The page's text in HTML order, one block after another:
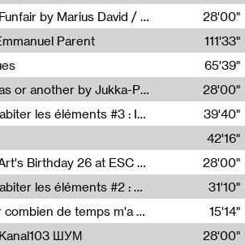
Radia Show #1109 : Funfair by Marius David / JET FM
28'00"
Parent
Parent
111'33"
Sarah Tritz,Elene Lapiashivili,Justin Marconnet,Mateo Cuche,Esther Lechevalier,Suzie Lecroart,Romance Castelet
65'39"
Radia Show #1108 : as or another by Jukka-Pekka Kervinen / Rádio Zero
28'00"
Sous le paysage - Habiter les éléments #3 : Interprétations, rituels et symboliques des éléments
39'40"
42'16"
Radia Show #1107 : Art's Birthday 26 at ESC - Medien Kunst Labor
28'00"
Sous le paysage - Habiter les éléments #2 : Vers le tournant élémentaire
31'10"
Impossible de savoir combien de temps m'a échappé
Cuin
15'14"
Kanal103 ШУМ
28'00"